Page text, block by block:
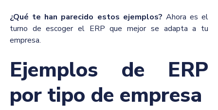
¿Qué te han parecido estos ejemplos? Ahora es el
turno de escoger el ERP que mejor se adapta a tu
empresa.
Ejemplos de ERP
por tipo de empresa